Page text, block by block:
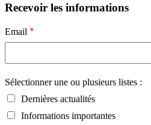
Recevoir les informations
Email *
Sélectionner une ou plusieurs listes :
Dernières actualités
Informations importantes